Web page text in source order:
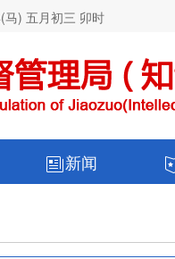
马) 五月初三 卯时
新闻